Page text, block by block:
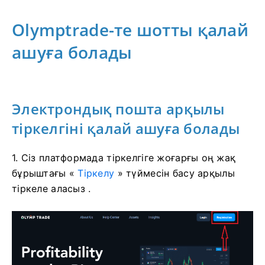
Olymptrade-те шотты қалай
ашуға болады
Электрондық пошта арқылы
тіркелгіні қалай ашуға болады
1. Сіз платформада тіркелгіге жоғарғы оң жақ
бұрыштағы «Тіркелу » түймесін басу арқылы
тіркеле аласыз .